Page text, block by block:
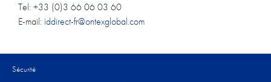
Tel: +33 (0)3 66 06 03 60
E-mail: iddirect-fr@ontexglobal.com
Sécurité